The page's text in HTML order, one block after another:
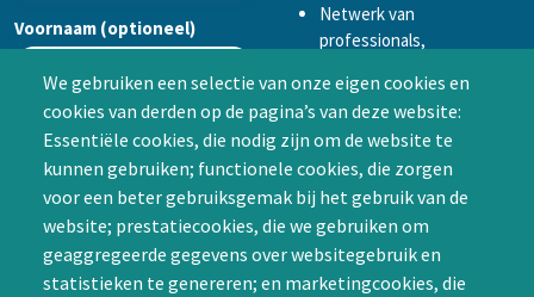
We gebruiken een selectie van onze eigen cookies en
cookies van derden op de pagina’s van deze website:
Essentiële cookies, die nodig zijn om de website te
kunnen gebruiken; functionele cookies, die zorgen
voor een beter gebruiksgemak bij het gebruik van de
website; prestatiecookies, die we gebruiken om
geaggregeerde gegevens over websitegebruik en
statistieken te genereren; en marketingcookies, die
Voornaam (optioneel)
Achternaam (optioneel)
CAPTCHA
Netwerk van
professionals,
samenwerken in een van
de Special Interest
Groepen (SIG’s) of zelf een
SIG initiëren
Word lid